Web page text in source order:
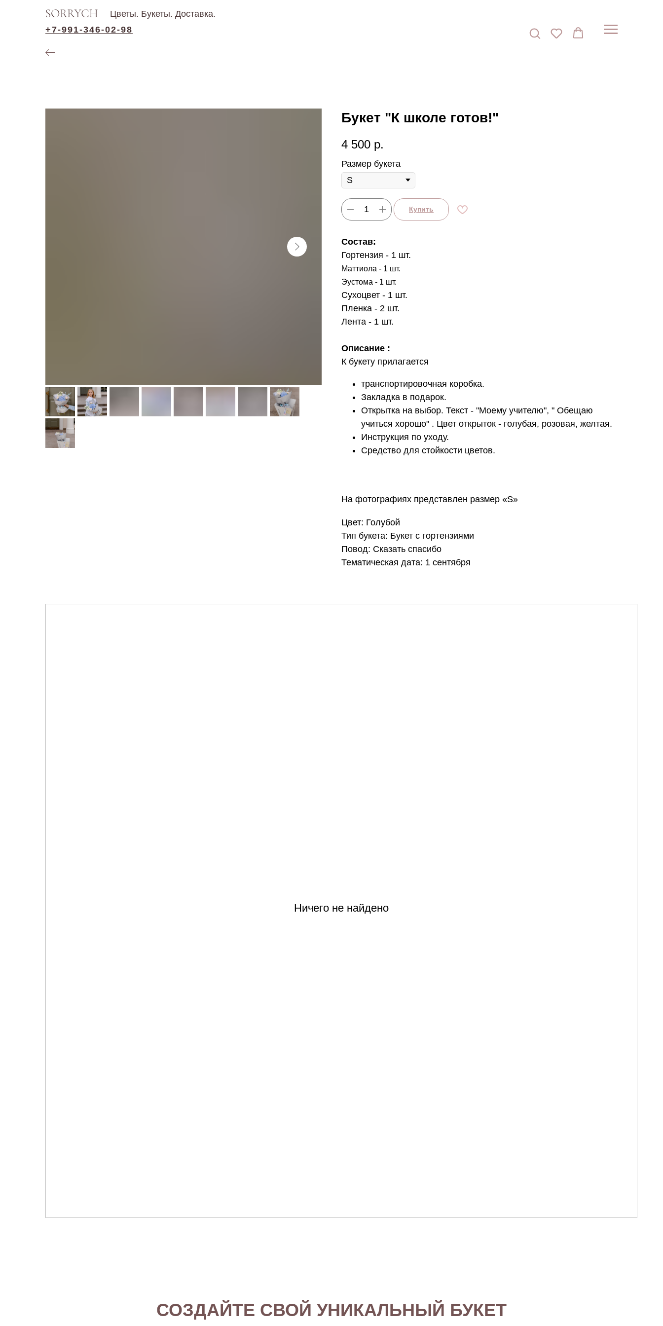
Цветы. Букеты. Доставка.
+7-991-346-02-98
Букет "К школе готов!"
4 500 р.
Размер букета
Купить
Состав:
Гортензия - 1 шт.
Маттиола - 1 шт.
Эустома - 1 шт.
Сухоцвет - 1 шт.
Пленка - 2 шт.
Лента - 1 шт.
Описание :
К букету прилагается
транспортировочная коробка.
Закладка в подарок.
Открытка на выбор. Текст - "Моему учителю", " Обещаю
учиться хорошо" . Цвет открыток - голубая, розовая, желтая.
Инструкция по уходу.
Средство для стойкости цветов.
На фотографиях представлен размер «S»
Цвет: Голубой
Тип букета: Букет с гортензиями
Повод: Сказать спасибо
Тематическая дата: 1 сентября
Ничего не найдено
СОЗДАЙТЕ СВОЙ УНИКАЛЬНЫЙ БУКЕТ